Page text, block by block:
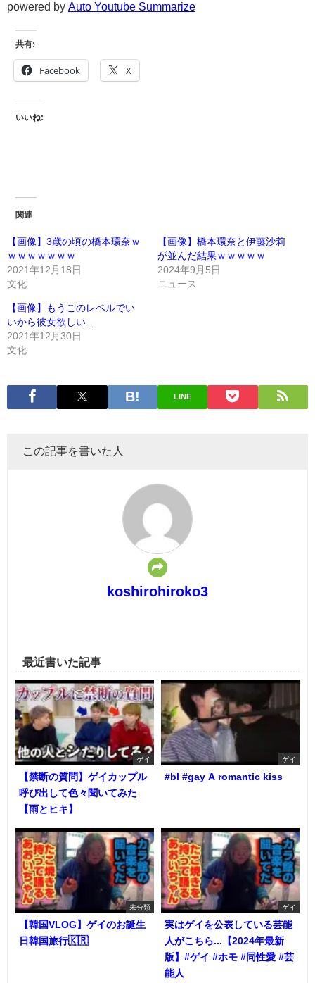
powered by Auto Youtube Summarize
共有:
Facebook X
いいね:
関連
【画像】3歳の頃の橋本環奈ｗ
ｗｗｗｗｗｗｗ
2021年12月18日
文化
【画像】橋本環奈と伊藤沙莉
が並んだ結果ｗｗｗｗｗ
2024年9月5日
ニュース
【画像】もうこのレベルでい
いから彼女欲しい…
2021年12月30日
文化
LINE
この記事を書いた人
koshirohiroko3
最近書いた記事
ゲイ
【禁断の質問】ゲイカップル
呼び出して色々聞いてみた
【雨とヒキ】
ゲイ
#bl #gay A romantic kiss
未分類
【韓国VLOG】ゲイのお誕生
日韓国旅行🇰🇷
ゲイ
実はゲイを公表している芸能
人がこちら...【2024年最新
版】#ゲイ #ホモ #同性愛 #芸
能人